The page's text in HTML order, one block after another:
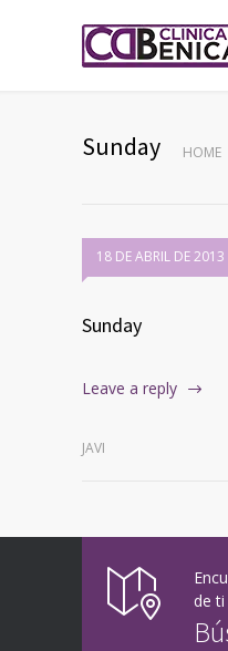
Sunday HOME
18 DE ABRIL DE 2013
Sunday
Leave a reply
JAVI
de ti